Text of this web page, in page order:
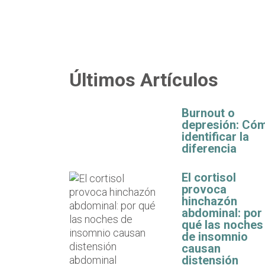
Últimos Artículos
Burnout o
depresión:
identificar la
diferencia
El cortisol
provoca
hinchazón
abdominal: por
qué las noches
de insomnio
causan
distensión